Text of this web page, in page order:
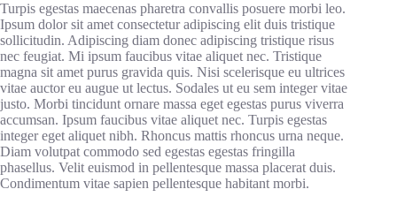
Turpis egestas maecenas pharetra convallis posuere morbi leo.
Ipsum dolor sit amet consectetur adipiscing elit duis tristique
sollicitudin. Adipiscing diam donec adipiscing tristique risus
nec feugiat. Mi ipsum faucibus vitae aliquet nec. Tristique
magna sit amet purus gravida quis. Nisi scelerisque eu ultrices
vitae auctor eu augue ut lectus. Sodales ut eu sem integer vitae
justo. Morbi tincidunt ornare massa eget egestas purus viverra
accumsan. Ipsum faucibus vitae aliquet nec. Turpis egestas
integer eget aliquet nibh. Rhoncus mattis rhoncus urna neque.
Diam volutpat commodo sed egestas egestas fringilla
phasellus. Velit euismod in pellentesque massa placerat duis.
Condimentum vitae sapien pellentesque habitant morbi.